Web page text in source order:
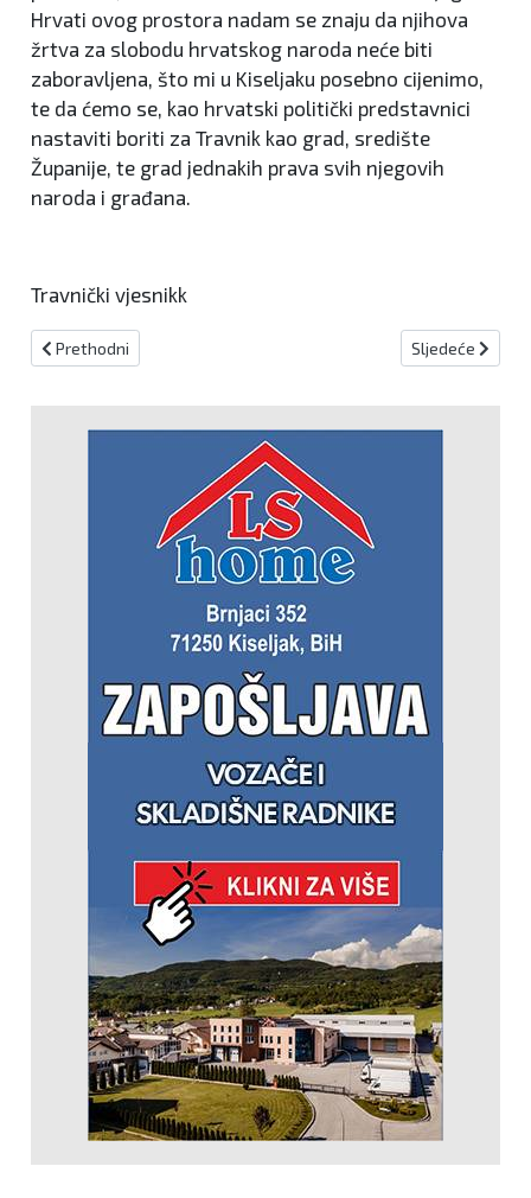
Hrvati ovog prostora nadam se znaju da njihova
žrtva za slobodu hrvatskog naroda neće biti
zaboravljena, što mi u Kiseljaku posebno cijenimo,
te da ćemo se, kao hrvatski politički predstavnici
nastaviti boriti za Travnik kao grad, središte
Županije, te grad jednakih prava svih njegovih
naroda i građana.
Travnički vjesnikk
Prethodni članak: Meni nije problem što Bakir Izetbegović ide na
Prethodni Sljedeći
Sljedeće